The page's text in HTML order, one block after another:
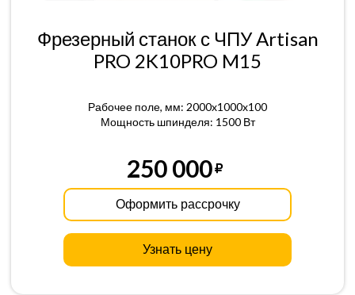
Фрезерный станок с ЧПУ Artisan
PRO 2K10PRO M15
Рабочее поле, мм: 2000x1000x100
Мощность шпинделя: 1500 Вт
250 000
Оформить рассрочку
Узнать цену